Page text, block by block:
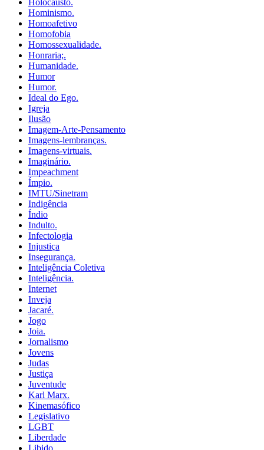
Holocausto.
Hominismo.
Homoafetivo
Homofobia
Homossexualidade.
Honraria;.
Humanidade.
Humor
Humor.
Ideal do Ego.
Igreja
Ilusão
Imagem-Arte-Pensamento
Imagens-lembranças.
Imagens-virtuais.
Imaginário.
Impeachment
Ímpio.
IMTU/Sinetram
Indigência
Índio
Indulto.
Infectologia
Injustiça
Insegurança.
Inteligência Coletiva
Inteligência.
Internet
Inveja
Jacaré.
Jogo
Joia.
Jornalismo
Jovens
Judas
Justiça
Juventude
Karl Marx.
Kinemasófico
Legislativo
LGBT
Liberdade